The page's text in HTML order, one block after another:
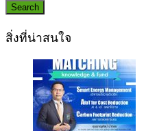
Search
สิ่งที่น่าสนใจ